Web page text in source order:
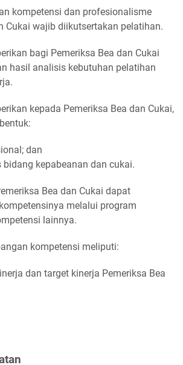
kompetensi dan profesionalisme
Cukai wajib diikutsertakan pelatihan.
bagi Pemeriksa Bea dan Cukai
hasil analisis kebutuhan pelatihan
kepada Pemeriksa Bea dan Cukai,
dan
bidang kepabeanan dan cukai.
Bea dan Cukai dapat
melalui program
lainnya.
kompetensi meliputi:
dan target kinerja Pemeriksa Bea